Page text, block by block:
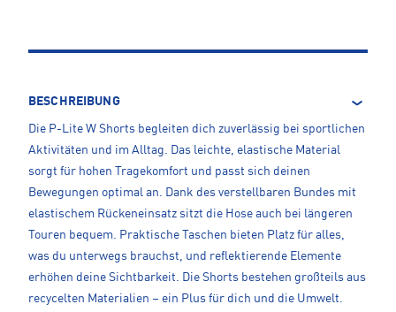
BESCHREIBUNG
Die P-Lite W Shorts begleiten dich zuverlässig bei sportlichen
Aktivitäten und im Alltag. Das leichte, elastische Material
sorgt für hohen Tragekomfort und passt sich deinen
Bewegungen optimal an. Dank des verstellbaren Bundes mit
elastischem Rückeneinsatz sitzt die Hose auch bei längeren
Touren bequem. Praktische Taschen bieten Platz für alles,
was du unterwegs brauchst, und reflektierende Elemente
erhöhen deine Sichtbarkeit. Die Shorts bestehen großteils aus
recycelten Materialien – ein Plus für dich und die Umwelt.